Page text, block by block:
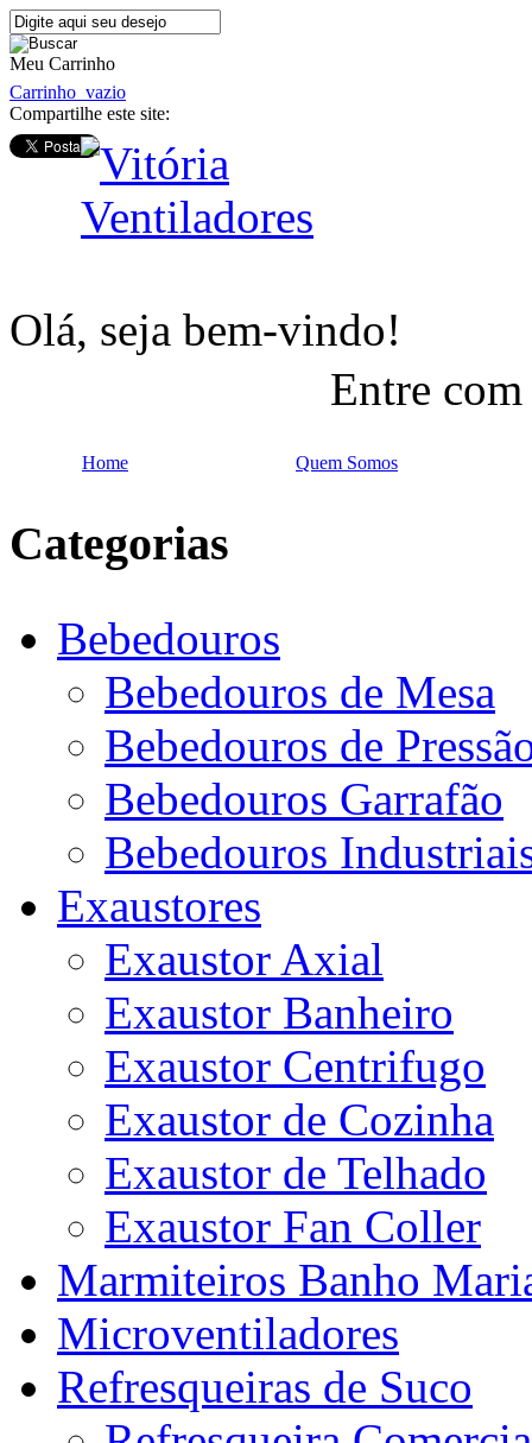
Meu Carrinho
Carrinho vazio
Compartilhe este site:
Olá, seja bem-vindo!
Entre
Home Quem Somos
Categorias
Bebedouros
Bebedouros de Mesa
Bebedouros de
Bebedouros Garrafão
Bebedouros
Exaustores
Exaustor Axial
Exaustor Banheiro
Exaustor Centrifugo
Exaustor de Cozinha
Exaustor de Telhado
Exaustor Fan Coller
Marmiteiros Banho
Microventiladores
Refresqueiras de Suco